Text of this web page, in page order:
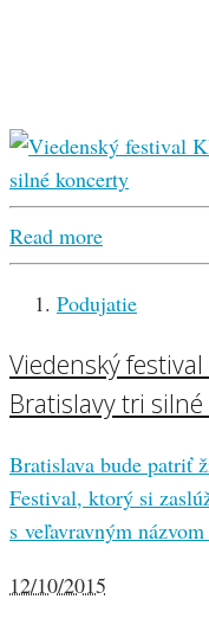
Read more
Podujatie
Viedenský
Bratislavy tri
Bratislava bude patriť
Festival, ktorý si
s veľavravným
12/10/2015